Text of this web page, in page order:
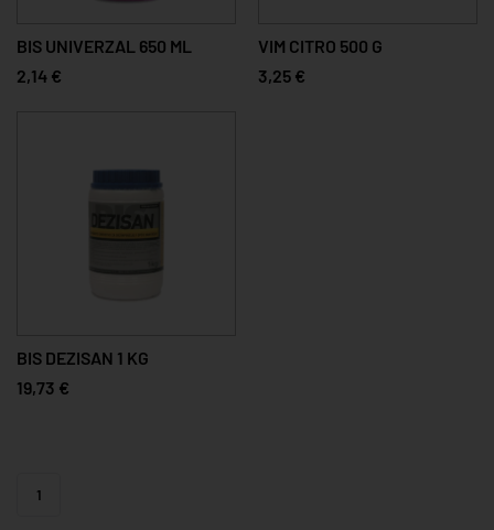
BIS UNIVERZAL 650 ML
2,14 €
VIM CITRO 500 G
3,25 €
BIS DEZISAN 1 KG
19,73 €
1